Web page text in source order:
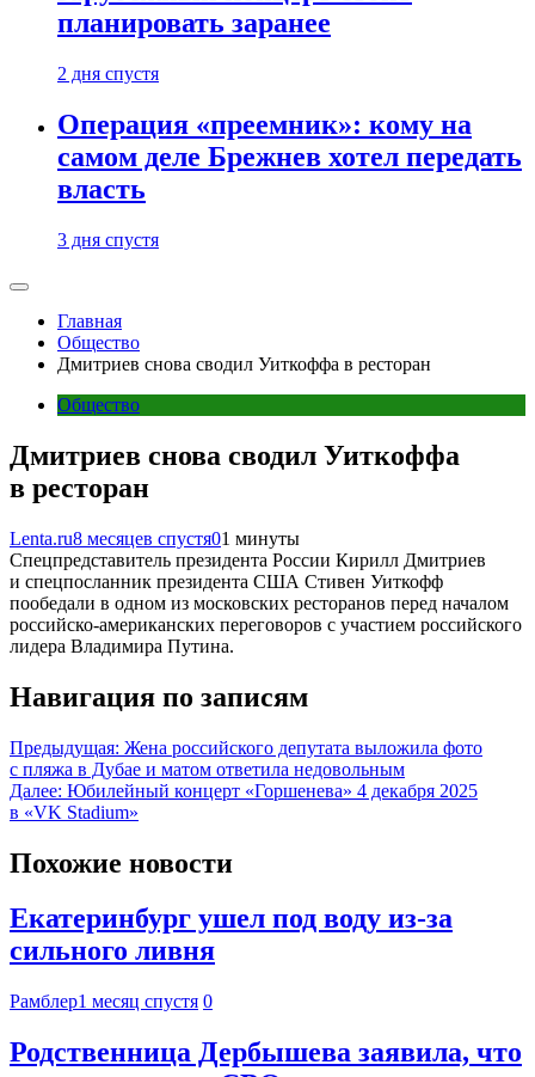
планировать заранее
2 дня спустя
Операция «преемник»: кому на
самом деле Брежнев хотел передать
власть
3 дня спустя
Главная
Общество
Дмитриев снова сводил Уиткоффа в ресторан
Общество
Дмитриев снова сводил Уиткоффа
в ресторан
Lenta.ru8 месяцев спустя01 минуты
Спецпредставитель президента России Кирилл Дмитриев
и спецпосланник президента США Стивен Уиткофф
пообедали в одном из московских ресторанов перед началом
российско-американских переговоров с участием российского
лидера Владимира Путина.
Навигация по записям
Предыдущая: Жена российского депутата выложила фото
с пляжа в Дубае и матом ответила недовольным
Далее: Юбилейный концерт «Горшенева» 4 декабря 2025
в «VK Stadium»
Похожие новости
Екатеринбург ушел под воду из-за
сильного ливня
Рамблер1 месяц спустя 0
Родственница Дербышева заявила, что